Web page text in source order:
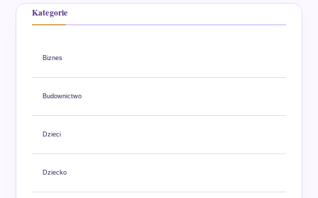
Kategorie
Biznes
Budownictwo
Dzieci
Dziecko